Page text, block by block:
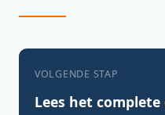
VOLGENDE STAP
Lees het